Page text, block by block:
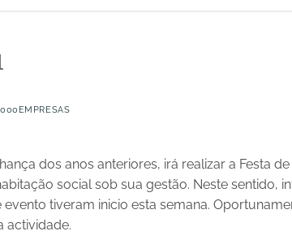
dos anos anteriores, irá realizar a Festa
social sob sua gestão. Neste sentido,
tiveram inicio esta semana.
actividade.